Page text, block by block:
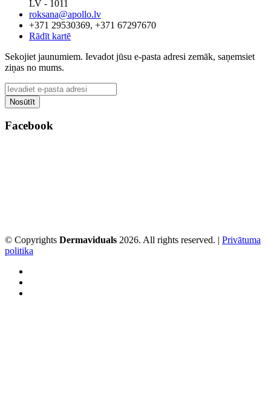
LV - 1011
roksana@apollo.lv
+371 29530369, +371 67297670
Rādīt kartē
Sekojiet jaunumiem. Ievadot jūsu e-pasta adresi zemāk, saņemsiet
ziņas no mums.
Facebook
© Copyrights Dermaviduals 2026. All rights reserved. | Privātuma
politika